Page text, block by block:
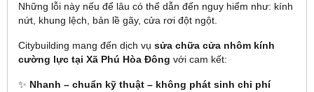
Những lỗi này nếu để lâu có thể dẫn đến nguy hiểm như: kính
nứt, khung lệch, bản lề gãy, cửa rơi đột ngột.
Citybuilding mang đến dịch vụ sửa chữa cửa nhôm kính
cường lực tại Xã Phú Hòa Đông với cam kết:
✨ Nhanh – chuẩn kỹ thuật – không phát sinh chi phí